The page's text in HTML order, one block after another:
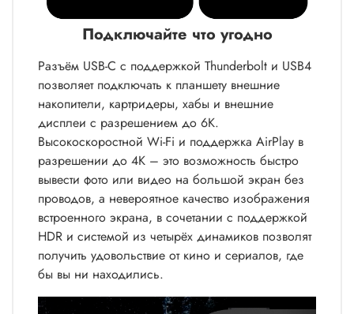
Подключайте что угодно
Разъём USB-C с поддержкой Thunderbolt и USB4
позволяет подключать к планшету внешние
накопители, картридеры, хабы и внешние
дисплеи с разрешением до 6K.
Высокоскоростной Wi-Fi и поддержка AirPlay в
разрешении до 4K – это возможность быстро
вывести фото или видео на большой экран без
проводов, а невероятное качество изображения
встроенного экрана, в сочетании с поддержкой
HDR и системой из четырёх динамиков позволят
получить удовольствие от кино и сериалов, где
бы вы ни находились.